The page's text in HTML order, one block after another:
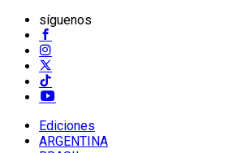
síguenos
Ediciones
ARGENTINA